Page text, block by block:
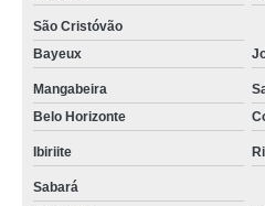
São Cristóvão
Bayeux
Mangabeira
Belo Horizonte
Ibiriite
Sabará